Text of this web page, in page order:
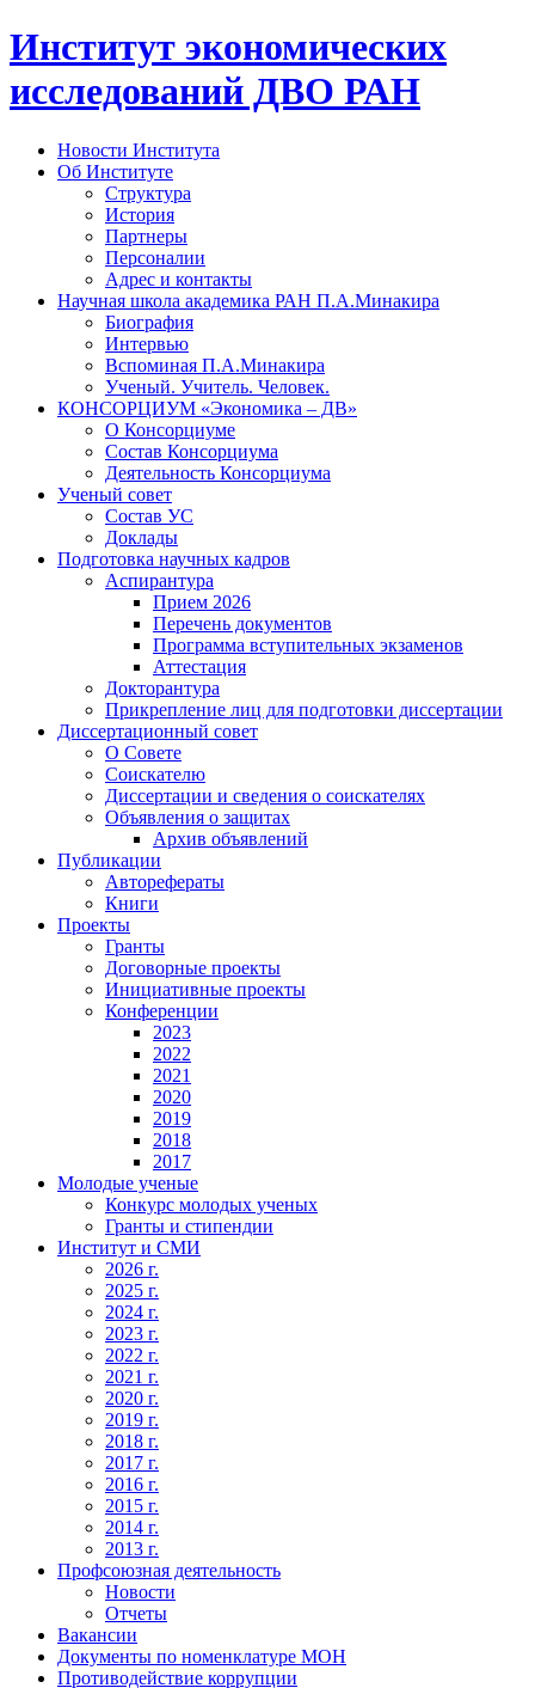
Институт экономических
исследований ДВО РАН
Новости Института
Об Институте
Структура
История
Партнеры
Персоналии
Адрес и контакты
Научная школа академика РАН П.А.Минакира
Биография
Интервью
Вспоминая П.А.Минакира
Ученый. Учитель. Человек.
КОНСОРЦИУМ «Экономика – ДВ»
О Консорциуме
Состав Консорциума
Деятельность Консорциума
Ученый совет
Состав УС
Доклады
Подготовка научных кадров
Аспирантура
Прием 2026
Перечень документов
Программа вступительных экзаменов
Аттестация
Докторантура
Прикрепление лиц для подготовки диссертации
Диссертационный совет
О Совете
Соискателю
Диссертации и сведения о соискателях
Объявления о защитах
Архив объявлений
Публикации
Авторефераты
Книги
Проекты
Гранты
Договорные проекты
Инициативные проекты
Конференции
2023
2022
2021
2020
2019
2018
2017
Молодые ученые
Конкурс молодых ученых
Гранты и стипендии
Институт и СМИ
2026 г.
2025 г.
2024 г.
2023 г.
2022 г.
2021 г.
2020 г.
2019 г.
2018 г.
2017 г.
2016 г.
2015 г.
2014 г.
2013 г.
Профсоюзная деятельность
Новости
Отчеты
Вакансии
Документы по номенклатуре МОН
Противодействие коррупции